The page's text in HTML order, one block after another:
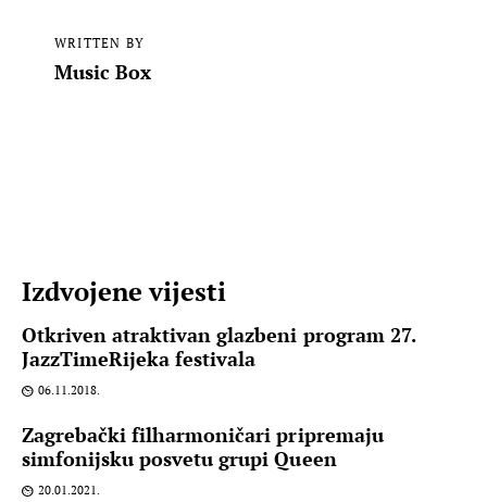
WRITTEN BY
Music Box
Izdvojene vijesti
Otkriven atraktivan glazbeni program 27.
JazzTimeRijeka festivala
06.11.2018.
Zagrebački filharmoničari pripremaju
simfonijsku posvetu grupi Queen
20.01.2021.